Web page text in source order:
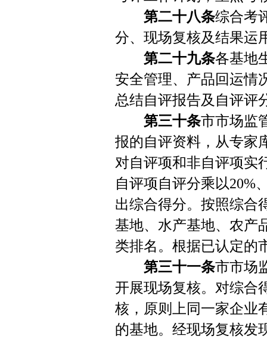
第二十八条综合考
分、现场复核及结果运
第二十九条各基地
安全管理、产品回运情
总结自评报告及自评评
第三十条市市场监
报的自评资料，从专家
对自评项和非自评项实
自评项自评分乘以20%
出综合得分。按照综合
基地、水产基地、农产
类排名。根据已认定的
第三十一条市市场
开展现场复核。对综合
核，原则上同一家企业
的基地。经现场复核发